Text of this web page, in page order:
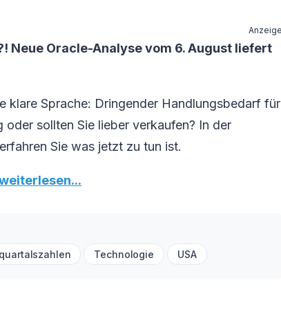
Anzeige
Neue Oracle-Analyse vom 6. August liefert
klare Sprache: Dringender Handlungsbedarf für
sollten Sie lieber verkaufen? In der
Sie was jetzt zu tun ist.
quartalszahlen Technologie USA